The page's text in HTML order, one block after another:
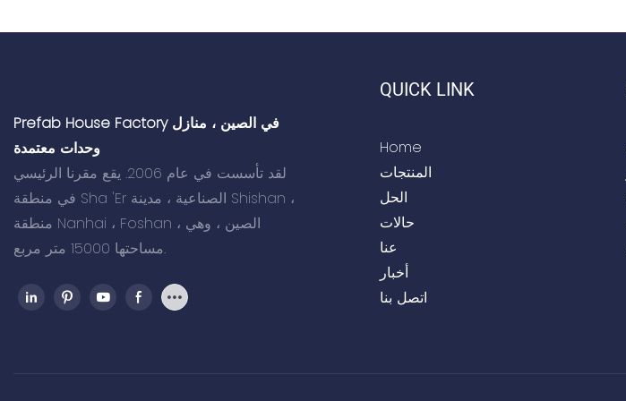
Prefab House Factory في الصين ، منازل
وحدات معتمدة
لقد تأسست في عام 2006. يقع مقرنا الرئيسي
في منطقة Sha 'Er الصناعية ، مدينة Shishan ،
منطقة Nanhai ، Foshan ، الصين ، وهي
مساحتها 15000 متر مربع.
QUICK LINK
Home
المنتجات
الحل
حالات
عنا
أخبار
اتصل بنا